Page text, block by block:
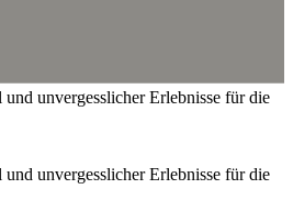
unvergesslicher Erlebnisse für die
unvergesslicher Erlebnisse für die